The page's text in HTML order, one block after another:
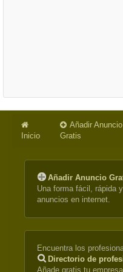
Inicio
Añadir Anuncio
Gratis
Añadir Anuncio
Una forma fácil, rápida
anuncios en internet.
Encuentra los
Directorio de
Añade gratis tu